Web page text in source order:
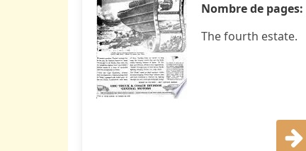
Nombre de pages:
The fourth estate.